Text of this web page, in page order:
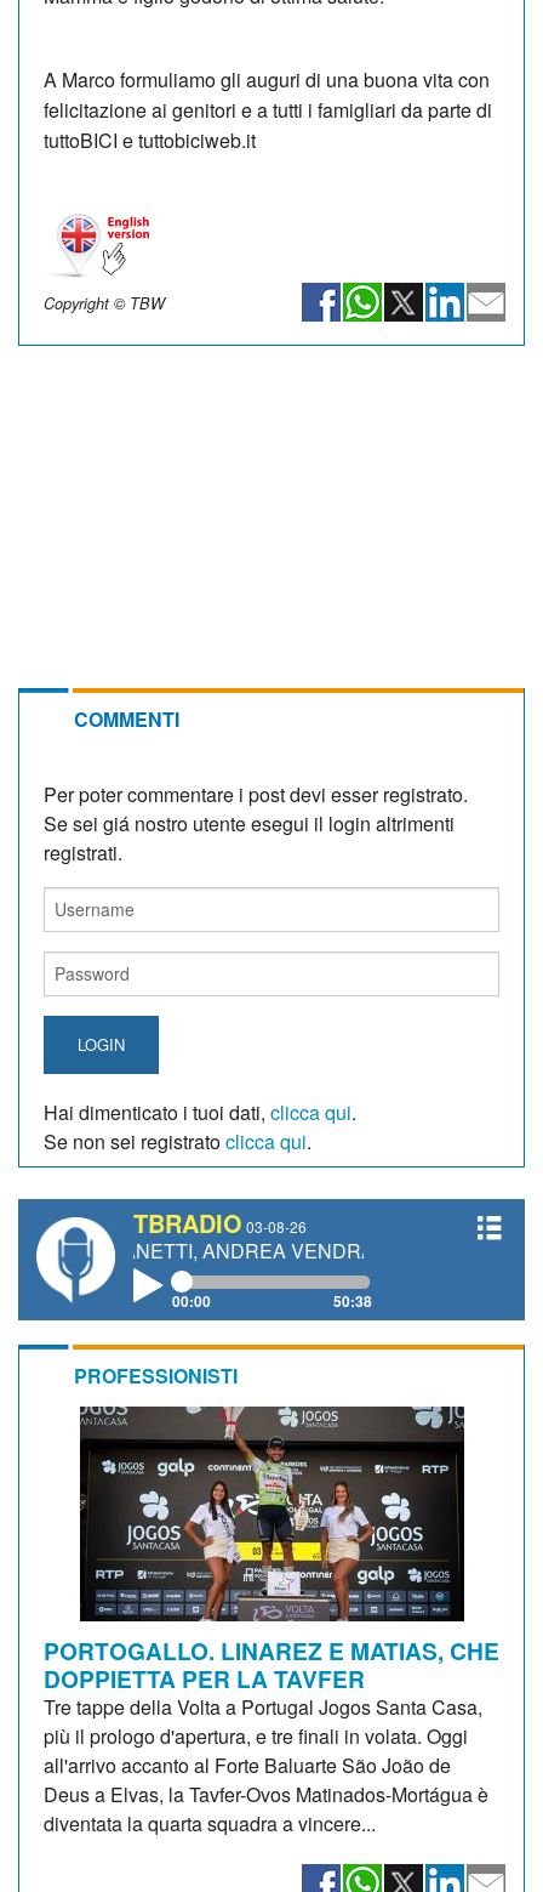
A Marco formuliamo gli auguri di una buona vita con
felicitazione ai genitori e a tutti i famigliari da parte di
tuttoBICI e tuttobiciweb.it
Copyright © TBW
COMMENTI
Per poter commentare i post devi esser registrato.
Se sei giá nostro utente esegui il login altrimenti
registrati.
LOGIN
Hai dimenticato i tuoi dati, clicca qui.
Se non sei registratoclicca qui.
TBRADIO 03-08-26
GIANETTI, ANDREA VENDRAME, FILIPPO FIORELLI
00:00 50:38
PROFESSIONISTI
PORTOGALLO. LINAREZ E MATIAS, CHE
DOPPIETTA PER LA TAVFER
Tre tappe della Volta a Portugal Jogos Santa Casa,
più il prologo d'apertura, e tre finali in volata. Oggi
all'arrivo accanto al Forte Baluarte São João de
Deus a Elvas, la Tavfer-Ovos Matinados-Mortágua è
diventata la quarta squadra a vincere...